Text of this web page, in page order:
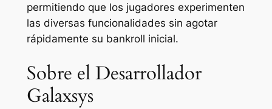
permitiendo que los jugadores experimenten
las diversas funcionalidades sin agotar
rápidamente su bankroll inicial.
Sobre el Desarrollador
Galaxsys